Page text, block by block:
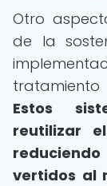
Otro
de la
Estos
reutilizar
vertidos al